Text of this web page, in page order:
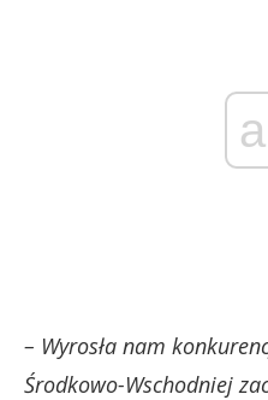
– Wyrosła nam
Środkowo-Wschodniej